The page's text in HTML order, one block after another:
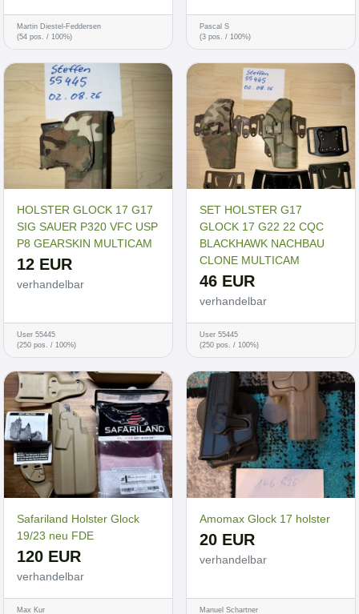
Martin Diestel-Feddersen
(54 pos. / 100%)
Pascal S
(3 pos. / 100%)
HOLSTER GLOCK 17 G17
SIG SAUER P320 VFC USP
P8 GEARSKIN MULTICAM
12 EUR
verhandelbar
User 55445
(250 pos. / 100%)
SET HOLSTER G17
GLOCK 17 G22 22 CQC
BLACKHAWK NACHBAU
CLONE MULTICAM
46 EUR
verhandelbar
User 55445
(250 pos. / 100%)
Safariland Holster Glock
19/23 neu FDE
120 EUR
verhandelbar
Max Kur
Amomax Glock 17 holster
20 EUR
verhandelbar
Manuel Schartner